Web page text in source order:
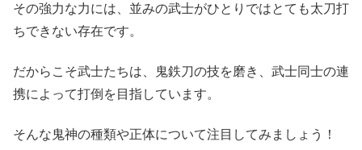
その強力な力には、並みの武士がひとりではとても太刀打
ちできない存在です。
だからこそ武士たちは、鬼鉄刀の技を磨き、武士同士の連
携によって打倒を目指しています。
そんな鬼神の種類や正体について注目してみましょう！